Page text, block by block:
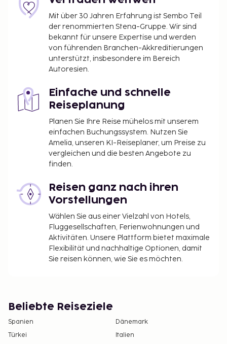
Mit über 30 Jahren Erfahrung ist Sembo Teil
der renommierten Stena-Gruppe. Wir sind
bekannt für unsere Expertise und werden
von führenden Branchen-Akkreditierungen
unterstützt, insbesondere im Bereich
Autoresien.
Einfache und schnelle
Reiseplanung
Planen Sie Ihre Reise mühelos mit unserem
einfachen Buchungssystem. Nutzen Sie
Amelia, unseren KI-Reiseplaner, um Preise zu
vergleichen und die besten Angebote zu
finden.
Reisen ganz nach ihren
Vorstellungen
Wählen Sie aus einer Vielzahl von Hotels,
Fluggesellschaften, Ferienwohnungen und
Aktivitäten. Unsere Plattform bietet maximale
Flexibilität und nachhaltige Optionen, damit
Sie reisen können, wie Sie es möchten.
Beliebte Reiseziele
Spanien
Dänemark
Türkei
Italien